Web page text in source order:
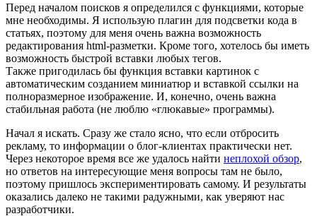
Перед началом поисков я определился с функциями, которые
мне необходимы. Я использую плагин для подсветки кода в
статьях, поэтому для меня очень важна возможность
редактирования html-разметки. Кроме того, хотелось бы иметь
возможность быстрой вставки любых тегов.
Также пригодилась бы функция вставки картинок с
автоматическим созданием миниатюр и вставкой ссылки на
полноразмерное изображение. И, конечно, очень важна
стабильная работа (не люблю «глюкавые» программы).
Начал я искать. Сразу же стало ясно, что если отбросить
рекламу, то информации о блог-клиентах практически нет.
Через некоторое время все же удалось найти неплохой обзор,
но ответов на интересующие меня вопросы там не было,
поэтому пришлось экспериментировать самому. И результаты
оказались далеко не такими радужными, как уверяют нас
разработчики.